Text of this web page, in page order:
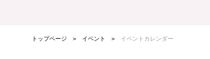
トップページ イベント イベントカレンダー